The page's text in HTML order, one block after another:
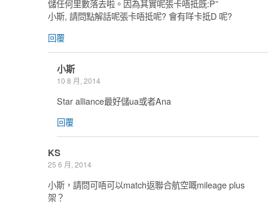
儲任何里數落去啦。因為其實呢張卡唔抵既:P”
小斯, 請問點解話呢張卡唔抵呢? 會有咩卡抵D 呢?
回覆
小斯
10 8 月, 2014
Star alliance最好儲ua或者Ana
回覆
KS
25 6 月, 2014
小斯，請問可唔可以match返聯合航空嘅mileage plus
架？